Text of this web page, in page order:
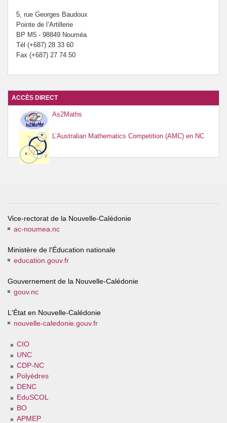
5, rue Georges Baudoux
Pointe de l’Artillerie
BP M5 - 98849 Nouméa
Tél (+687) 28 33 60
Fax (+687) 27 74 50
ACCÈS DIRECT
As2Maths
L’Australian Mathematics Competition (AMC) en NC
Vice-rectorat de la Nouvelle-Calédonie
ac-noumea.nc
Ministère de l'Éducation nationale
education.gouv.fr
Gouvernement de la Nouvelle-Calédonie
gouv.nc
L'État en Nouvelle-Calédonie
nouvelle-caledonie.gouv.fr
CIO
UNC
CDP-NC
Polyèdres
DENC
EduSCOL
BO
APMEP